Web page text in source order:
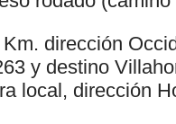
dirección
y destino
local, dirección